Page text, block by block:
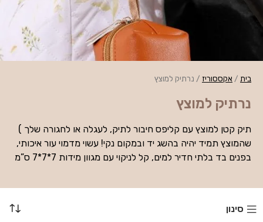
בית / אקססוריז / נרתיק למוצץ
נרתיק למוצץ
תיק קטן למוצץ עם קליפס חיבור לתיק, לעגלה או לחגורה שלך )
שהמוצץ תמיד יהיה בהשג יד ובמקום נקי! עשוי מדמוי עור איכותי,
בפנים בד בלתי חדיר למים, קל לניקוי עם מגוון מידות 7*7*7 ס”מ
סינון